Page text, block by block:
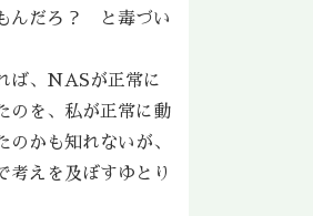
んだろ？ と毒づい
ば、NASが正常に
のを、私が正常に動
のかも知れないが、
考えを及ぼすゆとり